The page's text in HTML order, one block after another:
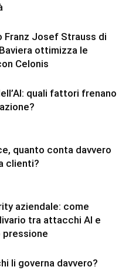
Franz Josef Strauss di
ottimizza le
Celonis
quali fattori frenano
quanto conta davvero
clienti?
aziendale: come
tra attacchi AI e
li governa davvero?